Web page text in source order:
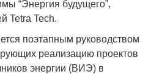
“Энергия будущего”,
Tetra Tech.
поэтапным руководством
реализацию проектов
энергии (ВИЭ) в